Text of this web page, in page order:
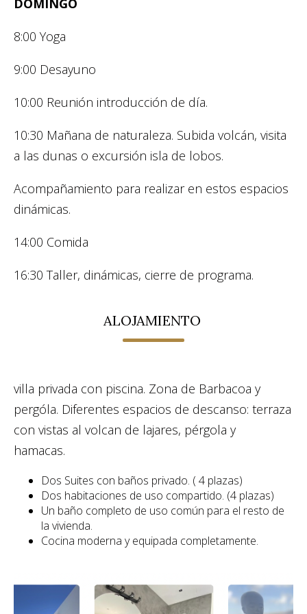
DOMINGO
8:00 Yoga
9:00 Desayuno
10:00 Reunión introducción de día.
10:30 Mañana de naturaleza. Subida volcán, visita
a las dunas o excursión isla de lobos.
Acompañamiento para realizar en estos espacios
dinámicas.
14:00 Comida
16:30 Taller, dinámicas, cierre de programa.
ALOJAMIENTO
villa privada con piscina. Zona de Barbacoa y
pergóla. Diferentes espacios de descanso: terraza
con vistas al volcan de lajares, pérgola y
hamacas.
Dos Suites con baños privado. ( 4 plazas)
Dos habitaciones de uso compartido. (4 plazas)
Un baño completo de uso común para el resto de
la vivienda.
Cocina moderna y equipada completamente.